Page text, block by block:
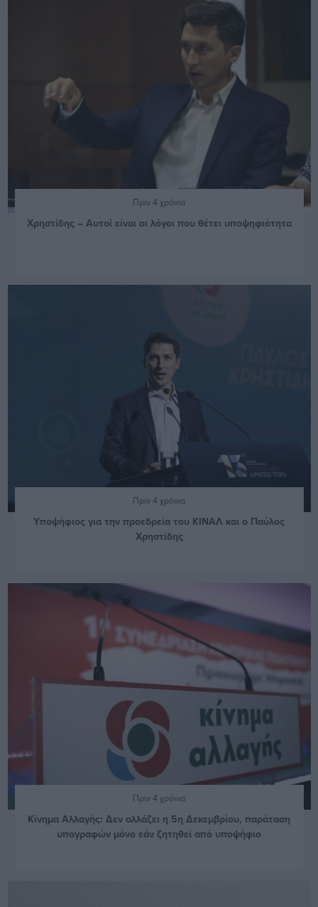
Πριν 4 χρόνια
Χρηστίδης – Αυτοί είναι οι λόγοι που θέτει υποψηφιότητα
Πριν 4 χρόνια
Υποψήφιος για την προεδρεία του ΚΙΝΑΛ και ο Παύλος
Χρηστίδης
Πριν 4 χρόνια
Κίνημα Αλλαγής: Δεν αλλάζει η 5η Δεκεμβρίου, παράταση
υπογραφών μόνο εάν ζητηθεί από υποψήφιο